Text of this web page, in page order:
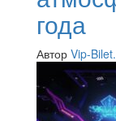
года
Автор Vip-